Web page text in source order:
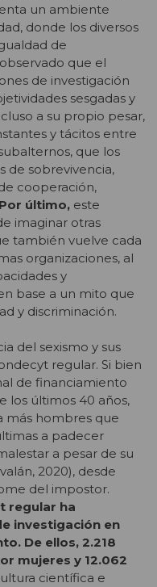
un ambiente
donde los diversos
de
que el
de investigación
sesgadas y
a su propio pesar,
y tácitos entre
que los
de sobrevivencia,
cooperación,
Por último, este
imaginar otras
también vuelve cada
organizaciones, al
y
base a un mito que
y discriminación.
del sexismo y sus
regular. Si bien
de financiamiento
los últimos 40 años,
más hombres que
a padecer
a pesar de su
2020), desde
del impostor.
regular ha
investigación en
De ellos, 2.218
mujeres y 12.062
científica e